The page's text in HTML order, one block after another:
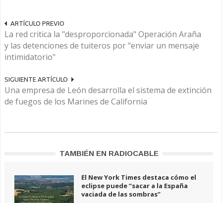
ARTÍCULO PREVIO
La red critica la "desproporcionada" Operación Araña
y las detenciones de tuiteros por "enviar un mensaje
intimidatorio"
SIGUIENTE ARTÍCULO
Una empresa de León desarrolla el sistema de extinción
de fuegos de los Marines de California
TAMBIÉN EN RADIOCABLE
El New York Times destaca cómo el
eclipse puede “sacar a la España
vaciada de las sombras”